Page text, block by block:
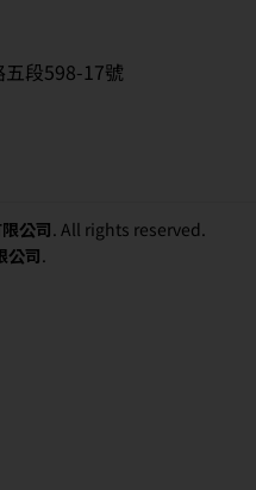
段598-17號
公司. All rights reserved.
公司.